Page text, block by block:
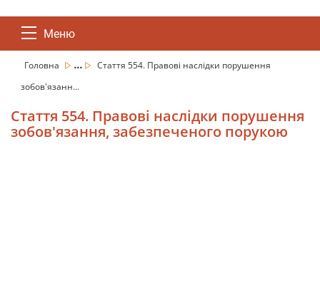
Меню
Головна ...
Стаття 554. Правові наслідки порушення
зобов'язанн...
Стаття 554. Правові наслідки порушення
зобов'язання, забезпеченого порукою